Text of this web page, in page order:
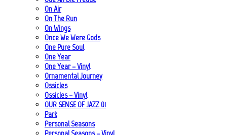
On Air
On The Run
On Wings
Once We Were Gods
One Pure Soul
One Year
One Year – Vinyl
Ornamental Journey
Ossicles
Ossicles – Vinyl
OUR SENSE OF JAZZ_01
Park
Personal Seasons